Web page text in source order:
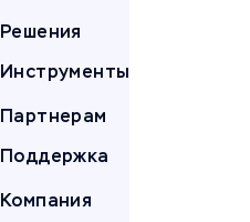
Решения
Инструменты
Партнерам
Поддержка
Компания